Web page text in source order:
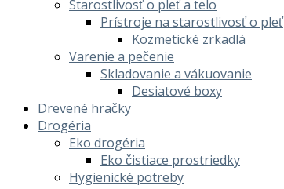
Starostlivosť o pleť a telo
Prístroje na starostlivosť o pleť
Kozmetické zrkadlá
Varenie a pečenie
Skladovanie a vákuovanie
Desiatové boxy
Drevené hračky
Drogéria
Eko drogéria
Eko čistiace prostriedky
Hygienické potreby